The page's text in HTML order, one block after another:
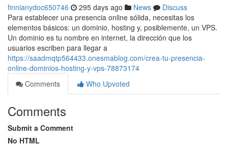
finnianydoc650746 295 days ago News
Discuss
Para establecer una presencia online sólida, necesitas los
elementos básicos: un dominio, hosting y, posiblemente, un VPS.
Un dominio es tu nombre en internet, la dirección que los
usuarios escriben para llegar a
https://saadmqtp564433.onesmablog.com/crea-tu-presencia-
online-dominios-hosting-y-vps-78873174
Comments
Who Upvoted
Comments
Submit a Comment
No HTML